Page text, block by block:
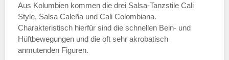
Aus Kolumbien kommen die drei Salsa-Tanzstile Cali
Style, Salsa Caleña und Cali Colombiana.
Charakteristisch hierfür sind die schnellen Bein- und
Hüftbewegungen und die oft sehr akrobatisch
anmutenden Figuren.